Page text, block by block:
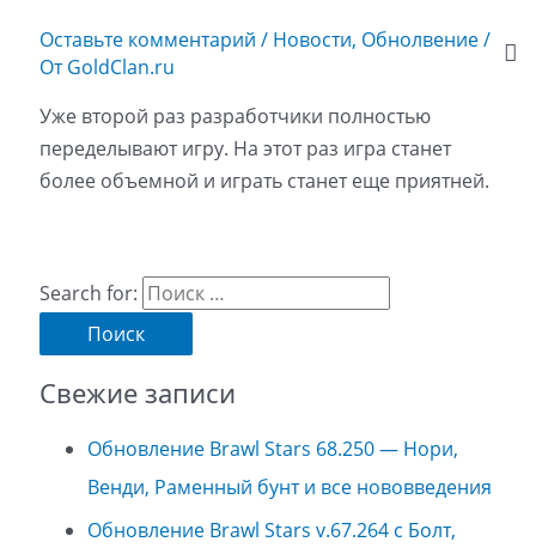
Оставьте комментарий / Новости, Обнолвение/
От GoldClan.ru
Уже второй раз разработчики полностью
переделывают игру. На этот раз игра станет
более объемной и играть станет еще приятней.
Search for:
Свежие записи
Обновление Brawl Stars 68.250 — Нори,
Венди, Раменный бунт и все нововведения
Обновление Brawl Stars v.67.264 с Болт,